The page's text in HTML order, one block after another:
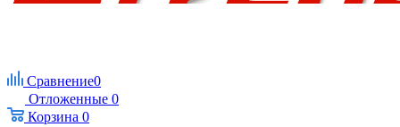
Сравнение0
Отложенные 0
Корзина 0